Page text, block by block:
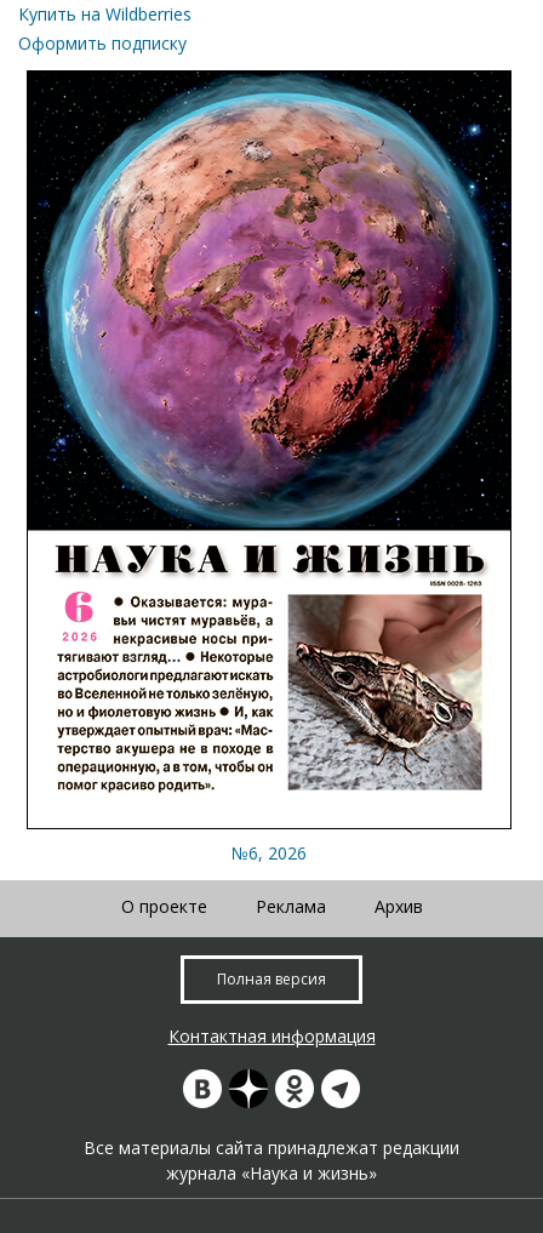
Купить на Wildberries
Оформить подписку
№6, 2026
О проекте Реклама Архив
Полная версия
Контактная информация
Все материалы сайта принадлежат редакции
журнала «Наука и жизнь»